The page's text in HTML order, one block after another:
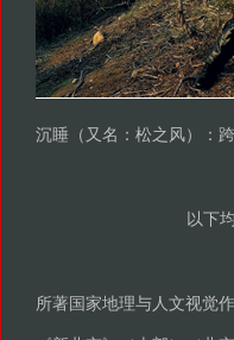
沉睡（又名：松之风）：
以下
所著国家地理与人文视觉作